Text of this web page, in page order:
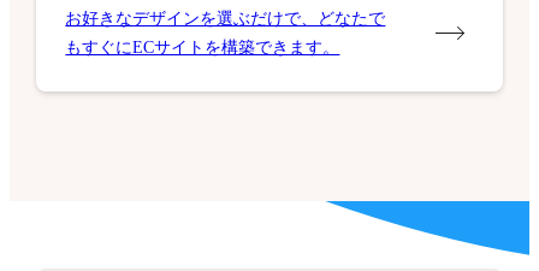
お好きなデザインを選ぶだけで、どなたで
もすぐにECサイトを構築できます。